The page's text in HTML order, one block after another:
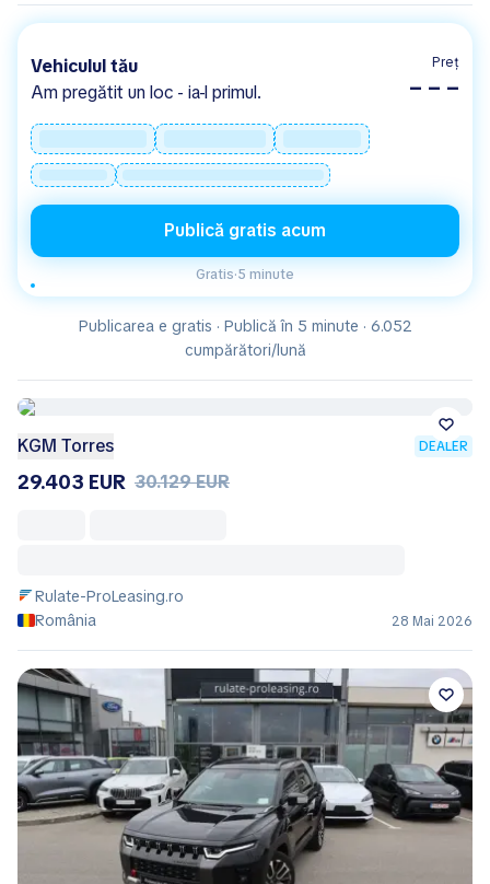
Vehiculul tău
Am pregătit un loc - ia-l primul.
Preț
– – –
Publică gratis acum
Gratis·5 minute
Publicarea e gratis · Publică în 5 minute · 6.052
cumpărători/lună
KGM Torres DEALER
29.403 EUR 30.129 EUR
Rulate-ProLeasing.ro
România
28 Mai 2026